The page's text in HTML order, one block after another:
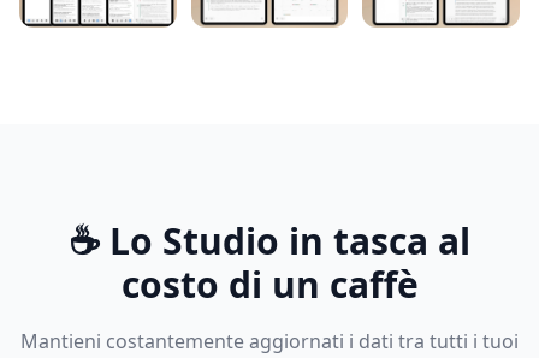
☕️ Lo Studio in tasca al
costo di un caffè️
Mantieni costantemente aggiornati i dati tra tutti i tuoi